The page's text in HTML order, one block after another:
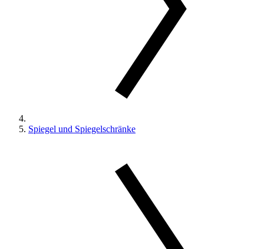
Spiegel und Spiegelschränke